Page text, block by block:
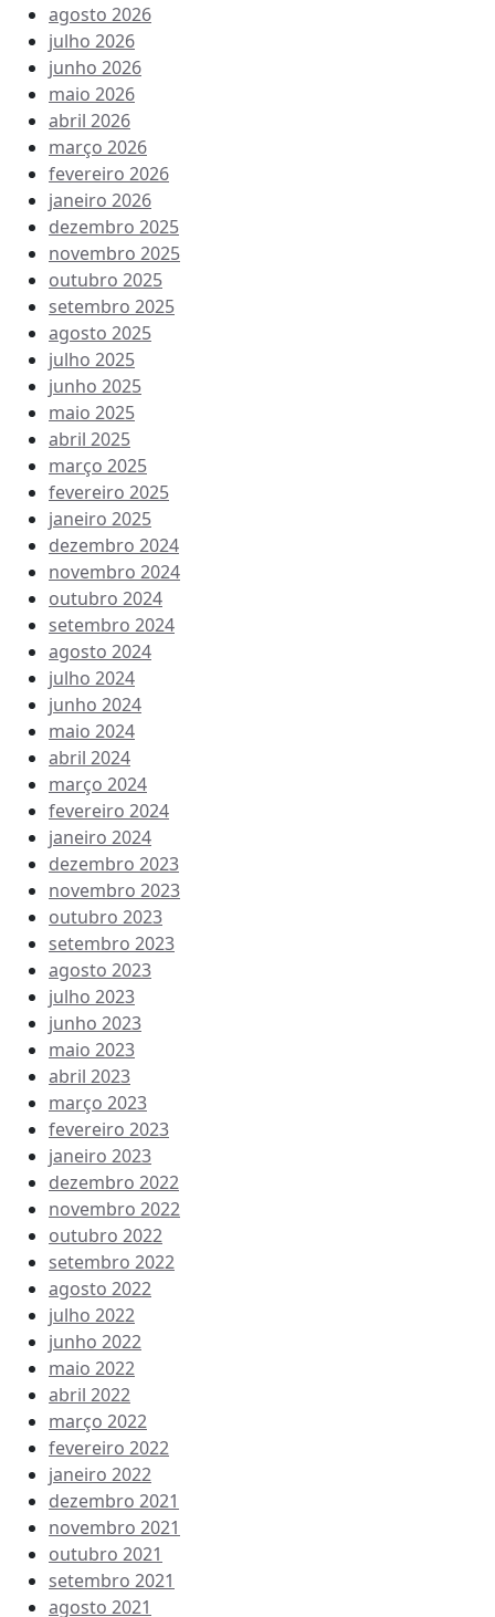
agosto 2026
julho 2026
junho 2026
maio 2026
abril 2026
março 2026
fevereiro 2026
janeiro 2026
dezembro 2025
novembro 2025
outubro 2025
setembro 2025
agosto 2025
julho 2025
junho 2025
maio 2025
abril 2025
março 2025
fevereiro 2025
janeiro 2025
dezembro 2024
novembro 2024
outubro 2024
setembro 2024
agosto 2024
julho 2024
junho 2024
maio 2024
abril 2024
março 2024
fevereiro 2024
janeiro 2024
dezembro 2023
novembro 2023
outubro 2023
setembro 2023
agosto 2023
julho 2023
junho 2023
maio 2023
abril 2023
março 2023
fevereiro 2023
janeiro 2023
dezembro 2022
novembro 2022
outubro 2022
setembro 2022
agosto 2022
julho 2022
junho 2022
maio 2022
abril 2022
março 2022
fevereiro 2022
janeiro 2022
dezembro 2021
novembro 2021
outubro 2021
setembro 2021
agosto 2021